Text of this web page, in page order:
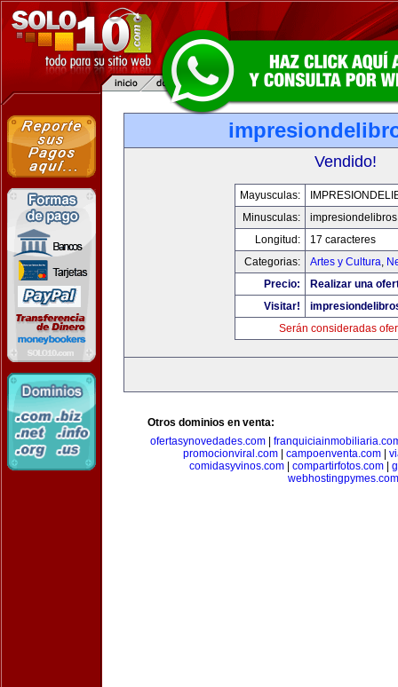
Vendido!
Mayusculas:
Minusculas:
Longitud:
17 caracteres
Categorias:
Artes y Cultura,
Precio:
Realizar una
Visitar!
Serán consideradas
Otros dominios en venta:
ofertasynovedades.com|
promocionviral.com
campoenventa.com
comidasyvinos.com| compartirfotos.com|
webhostingpymes.com